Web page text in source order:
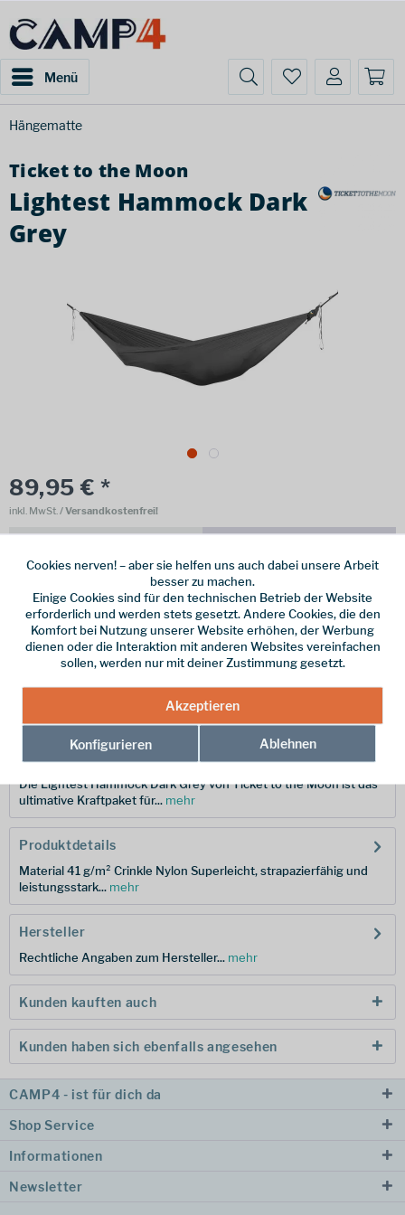
Menü
Hängematte
Ticket to the Moon
Lightest Hammock Dark
Grey
89,95 € *
inkl. MwSt./ Versandkostenfrei!
vorrätig | Lieferzeit 1-3 Werktage
In denWarenkorb
Merken
TMLR54
Beschreibung
Die Lightest Hammock Dark Grey von Ticket to the Moon ist das
ultimative Kraftpaket für... mehr
Produktdetails
Material 41 g/m² Crinkle Nylon Superleicht, strapazierfähig und
leistungsstark... mehr
Hersteller
Rechtliche Angaben zum Hersteller... mehr
Kunden kauften auch
Kunden haben sich ebenfalls angesehen
CAMP4 - ist für dich da
Shop Service
Informationen
Newsletter
Cookies nerven! – aber sie helfen uns auch dabei unsere Arbeit
besser zu machen.
Einige Cookies sind für den technischen Betrieb der Website
erforderlich und werden stets gesetzt. Andere Cookies, die den
Komfort bei Nutzung unserer Website erhöhen, der Werbung
dienen oder die Interaktion mit anderen Websites vereinfachen
sollen, werden nur mit deiner Zustimmung gesetzt.
Akzeptieren
Konfigurieren Ablehnen